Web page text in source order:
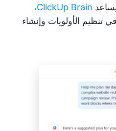
ClickUp Brain،
تنظيم الأولويات وإنشاء